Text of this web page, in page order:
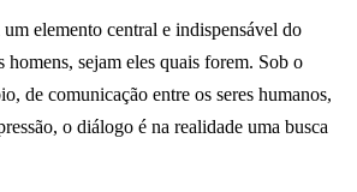
elemento central e indispensável do
homens, sejam eles quais forem. Sob o
de comunicação entre os seres humanos,
o diálogo é na realidade uma busca